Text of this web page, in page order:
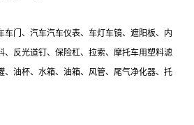
车门、汽车汽车仪表、车灯车镜、遮阳板、内
、反光道钉、保险杠、拉索、摩托车用塑料滤
、油杯、水箱、油箱、风管、尾气净化器、托